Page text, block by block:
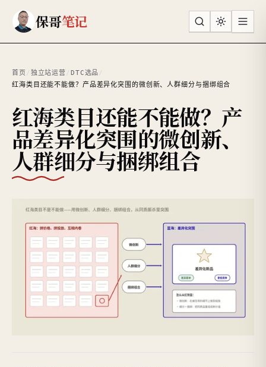
保哥笔记
首页/ 独立站运营/ DTC选品/
红海类目还能不能做？产品差异化突围的微创新、人群细分与捆绑组合
红海类目还能不能做？产
品差异化突围的微创新、
人群细分与捆绑组合